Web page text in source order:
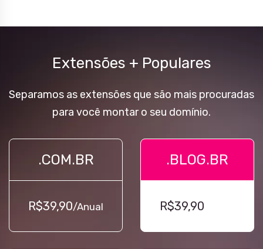
Extensões + Populares
Separamos as extensões que são mais procuradas
para você montar o seu domínio.
.COM.BR
R$39,90/Anual
.BLOG.BR
R$39,90